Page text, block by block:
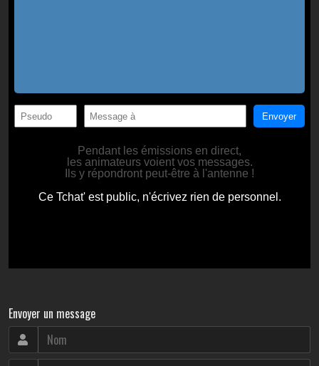
Envoyer un message